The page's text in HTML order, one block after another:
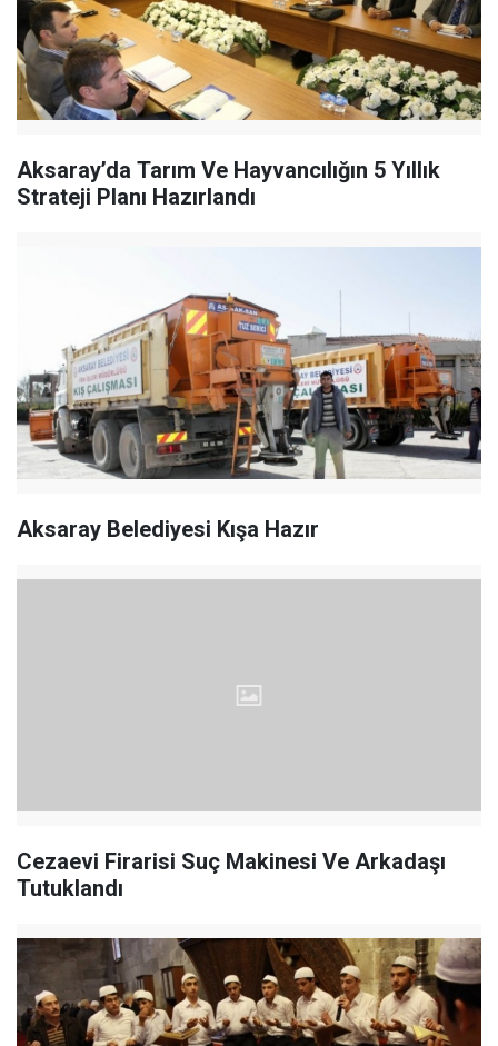
Aksaray’da Tarım Ve Hayvancılığın 5 Yıllık
Strateji Planı Hazırlandı
Aksaray Belediyesi Kışa Hazır
Cezaevi Firarisi Suç Makinesi Ve Arkadaşı
Tutuklandı